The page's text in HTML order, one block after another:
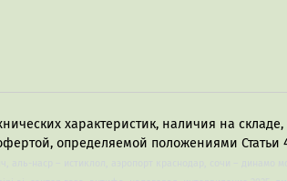
характеристик, наличия на
определяемой положениями Статьи